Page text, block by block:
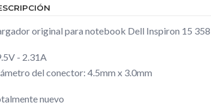
original para notebook Dell Inspiron 15
- 2.31A
del conector: 4.5mm x 3.0mm
nuevo